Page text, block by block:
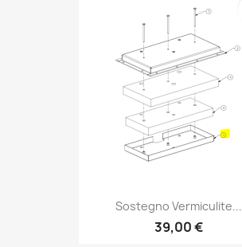
Sostegno Vermiculite...
39,00 €